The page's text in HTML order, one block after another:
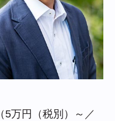
（5万円（税別）～／